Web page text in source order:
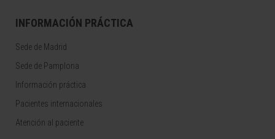
INFORMACIÓN PRÁCTICA
Sede de Madrid
Sede de Pamplona
Información práctica
Pacientes internacionales
Atención al paciente